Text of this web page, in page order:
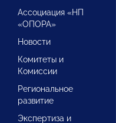
Ассоциация «НП
«ОПОРА»
Новости
Комитеты и
Комиссии
Региональное
развитие
Экспертиза и